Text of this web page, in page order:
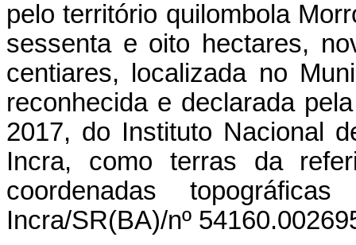
pelo território quilombola
sessenta e oito hectares,
centiares, localizada no
reconhecida e declarada
2017, do Instituto Nacional
Incra, como terras da
coordenadas
Incra/SR(BA)/nº